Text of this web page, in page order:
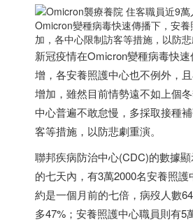
Omicron變種病毒快速傳播下，安
加，各中心限制訪客等措施，以防
新冠疫情在Omicron變種病毒快
增，各安養照護中心也不例外，
增加，雖然目前情勢遠不如上個
中心普遍不敢怠慢，多採取接種
客等措施，以防悲劇重演。
聯邦疾病防治中心(CDC)的數據
的七天內，有3萬2000名安養照
約是一個月前的七倍，病歿人數
多47%；安養照護中心職員則有5